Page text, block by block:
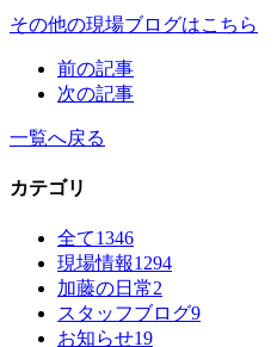
その他の現場ブログはこちら
前の記事
次の記事
一覧へ戻る
カテゴリ
全て1346
現場情報1294
加藤の日常2
スタッフブログ9
お知らせ19